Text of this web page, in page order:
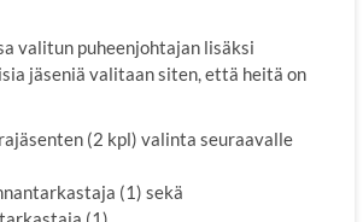
valitun puheenjohtajan lisäksi
jäseniä valitaan siten, että heitä on
(2 kpl) valinta seuraavalle
(1) sekä